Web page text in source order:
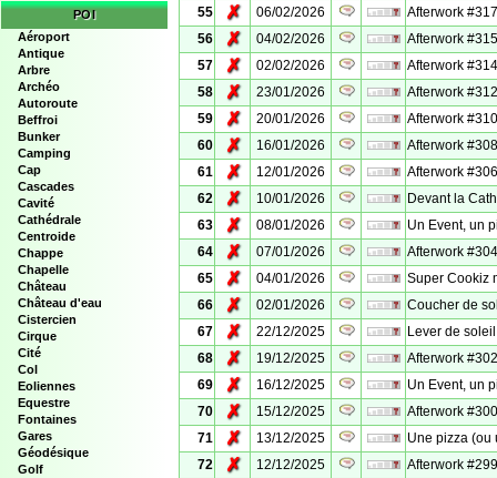
POI
Aéroport
Antique
Arbre
Archéo
Autoroute
Beffroi
Bunker
Camping
Cap
Cascades
Cavité
Cathédrale
Centroide
Chappe
Chapelle
Château
Château d'eau
Cistercien
Cirque
Cité
Col
Eoliennes
Equestre
Fontaines
Gares
Géodésique
Golf
55
✗ 06/02/2026
Afterwork
56
✗ 04/02/2026
Afterwork
57
✗ 02/02/2026
Afterwork
58
✗ 23/01/2026
Afterwork
59
✗ 20/01/2026
Afterwork
60
✗ 16/01/2026
Afterwork
61
✗ 12/01/2026
Afterwork
62
✗ 10/01/2026
Devant la
63
✗ 08/01/2026
Un Event, un
64
✗ 07/01/2026
Afterwork
65
✗ 04/01/2026
Super Cookiz
66
✗ 02/01/2026
Coucher de
67
✗ 22/12/2025
Lever de
68
✗ 19/12/2025
Afterwork
69
✗ 16/12/2025
Un Event, un
70
✗ 15/12/2025
Afterwork
71
✗ 13/12/2025
Une pizza (ou
72
✗ 12/12/2025
Afterwork